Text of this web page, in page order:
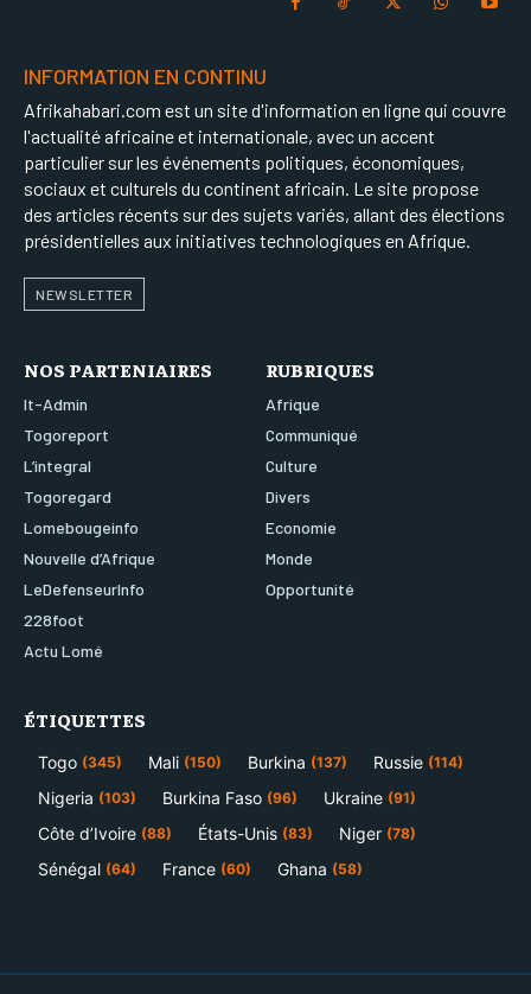
INFORMATION EN CONTINU
Afrikahabari.com est un site d'information en ligne qui couvre
l'actualité africaine et internationale, avec un accent
particulier sur les événements politiques, économiques,
sociaux et culturels du continent africain. Le site propose
des articles récents sur des sujets variés, allant des élections
présidentielles aux initiatives technologiques en Afrique.
NEWSLETTER
NOS PARTENIAIRES
It-Admin
Togoreport
L’integral
Togoregard
Lomebougeinfo
Nouvelle d’Afrique
LeDefenseurInfo
228foot
Actu Lomé
RUBRIQUES
Afrique
Communiqué
Culture
Divers
Economie
Monde
Opportunité
ÉTIQUETTES
Togo (345) Mali (150) Burkina (137) Russie (114)
Nigeria (103) Burkina Faso (96) Ukraine (91)
Côte d’Ivoire (88) États-Unis (83) Niger (78)
Sénégal (64) France (60) Ghana (58)